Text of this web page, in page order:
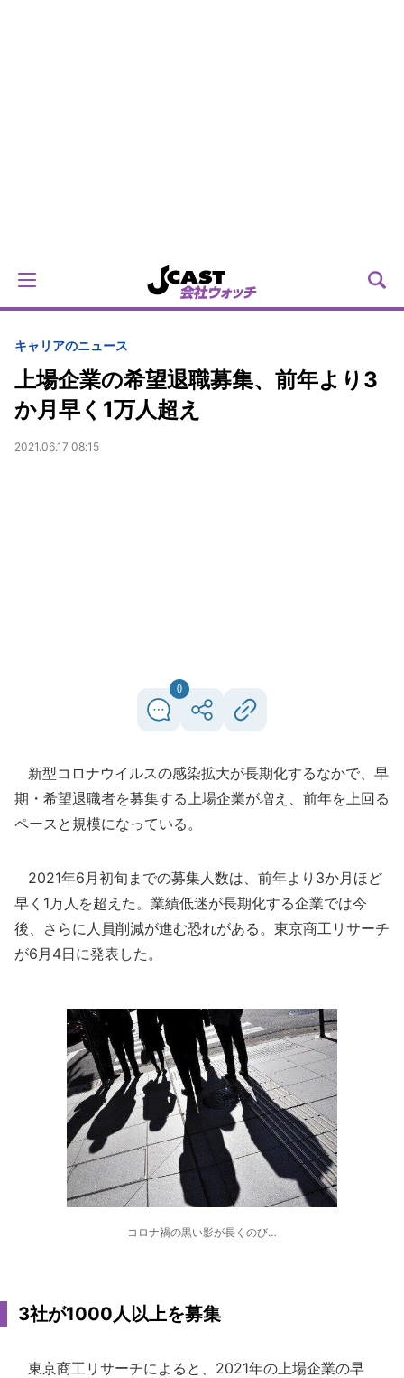
キャリアのニュース
上場企業の希望退職募集、前年より3
か月早く1万人超え
2021.06.17 08:15
0
新型コロナウイルスの感染拡大が長期化するなかで、早
期・希望退職者を募集する上場企業が増え、前年を上回る
ペースと規模になっている。
2021年6月初旬までの募集人数は、前年より3か月ほど
早く1万人を超えた。業績低迷が長期化する企業では今
後、さらに人員削減が進む恐れがある。東京商工リサーチ
が6月4日に発表した。
コロナ禍の黒い影が長くのび…
3社が1000人以上を募集
東京商工リサーチによると、2021年の上場企業の早